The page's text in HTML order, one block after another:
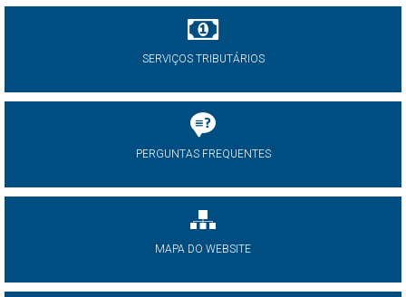
SERVIÇOS TRIBUTÁRIOS
PERGUNTAS FREQUENTES
MAPA DO WEBSITE